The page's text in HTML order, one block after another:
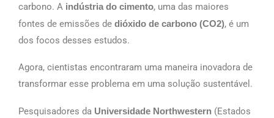
carbono. A indústria do cimento, uma das maiores
fontes de emissões de dióxido de carbono (CO2), é um
dos focos desses estudos.
Agora, cientistas encontraram uma maneira inovadora de
transformar esse problema em uma solução sustentável.
Pesquisadores da Universidade Northwestern (Estados